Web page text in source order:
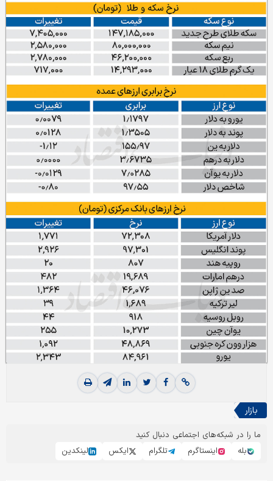
بازار
ما را در شبکه‌های اجتماعی دنبال کنید
بله
اینستاگرم تلگرام ایکس لینکدین